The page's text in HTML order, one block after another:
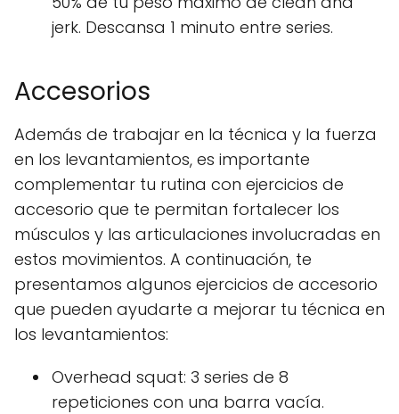
jerk. Descansa 1 minuto entre series.
Accesorios
Además de trabajar en la técnica y la fuerza
en los levantamientos, es importante
complementar tu rutina con ejercicios de
accesorio que te permitan fortalecer los
músculos y las articulaciones involucradas en
estos movimientos. A continuación, te
presentamos algunos ejercicios de accesorio
que pueden ayudarte a mejorar tu técnica en
los levantamientos:
Overhead squat: 3 series de 8
repeticiones con una barra vacía.